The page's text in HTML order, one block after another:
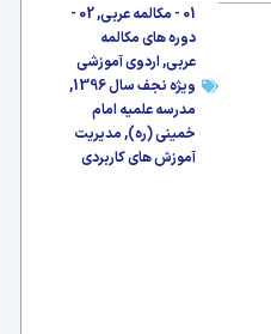
01 - مکالمه عربی ,
02 -
دوره های مکالمه
عربی,اردوی آموزشی
ویژه نجف سال 1396
,
مدرسه علمیه امام
خمینی (ره),مدیریت
آموزش های کاربردی